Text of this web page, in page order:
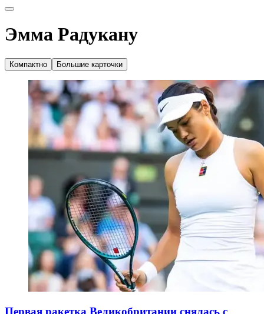
Эмма Радукану
Компактно Большие карточки
Первая ракетка Великобритании снялась с